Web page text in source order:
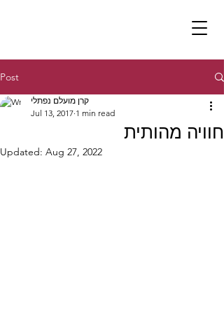
Post
חוויה מהותית
קרן מועלם נפתלי
Jul 13, 2017 1 min read
Updated: Aug 27, 2022